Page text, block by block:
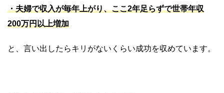
・夫婦で収入が毎年上がり、ここ2年足らずで世帯年収
200万円以上増加
と、言い出したらキリがないくらい成功を収めています。